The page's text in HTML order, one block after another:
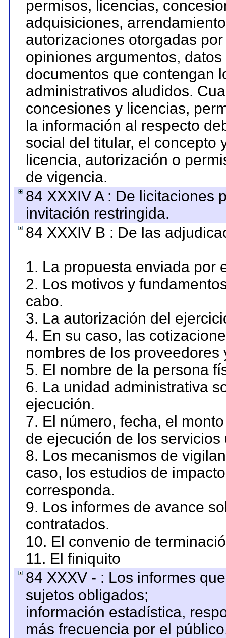
permisos, licencias,
adquisiciones,
autorizaciones otorgadas
opiniones argumentos,
documentos que contengan
administrativos aludidos.
concesiones y licencias,
la información al respecto
social del titular, el concepto
licencia, autorización o
de vigencia.
84 XXXIV A : De licitaciones
invitación restringida.
84 XXXIV B : De las
1. La propuesta enviada por
2. Los motivos y
cabo.
3. La autorización del
4. En su caso, las
nombres de los proveedores
5. El nombre de la persona
6. La unidad administrativa
ejecución.
7. El número, fecha, el
de ejecución de los servicios
8. Los mecanismos de
caso, los estudios de
corresponda.
9. Los informes de avance
contratados.
10. El convenio de
11. El finiquito
84 XXXV - : Los informes
sujetos obligados;
información estadística,
más frecuencia por el